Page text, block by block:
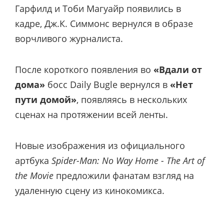
Гарфилд и Тоби Магуайр появились в
кадре, Дж.К. Симмонс вернулся в образе
ворчливого журналиста.
После короткого появления во «Вдали от
дома» босс Daily Bugle вернулся в «Нет
пути домой», появляясь в нескольких
сценах на протяжении всей ленты.
Новые изображения из официального
артбука Spider-Man: No Way Home - The Art of
the Movie предложили фанатам взгляд на
удаленную сцену из кинокомикса.